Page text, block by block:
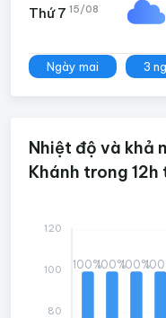
Thứ 7 15/08
Ngày mai 3
Nhiệt độ và khả
Khánh trong 12h
100%100%100%
120
100
80